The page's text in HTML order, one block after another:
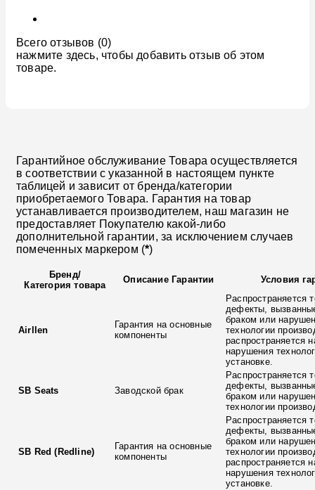
Всего отзывов (0)
нажмите здесь, чтобы добавить отзыв об этом
товаре.
Гарантийное обслуживание Товара осуществляется
в соответствии с указанной в настоящем пункте
таблицей и зависит от бренда/категории
приобретаемого Товара. Гарантия на товар
устанавливается производителем, наш магазин не
предоставляет Покупателю какой-либо
дополнительной гарантии, за исключением случаев
помеченных маркером (*)
Бренд/
Категория товара
Описание Гарантии Условия
Airllen
Гарантия на основные
компоненты
Распространяется
дефекты,
браком или
технологии
распространяется
нарушения
установке.
SB Seats Заводской брак
Распространяется
дефекты,
браком или
технологии
SB Red (Redline)
Гарантия на основные
компоненты
Распространяется
дефекты,
браком или
технологии
распространяется
нарушения
установке.